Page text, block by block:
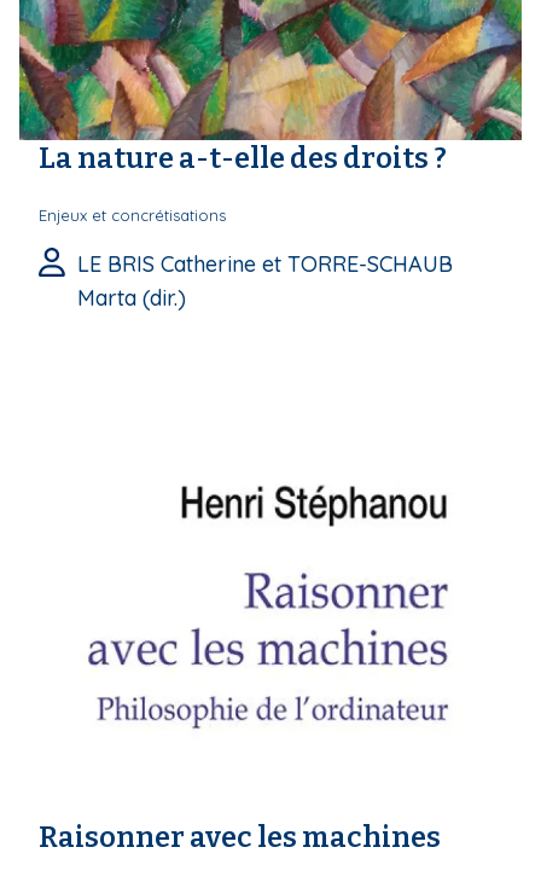
La nature a-t-elle des droits ?
Enjeux et concrétisations
LE BRIS Catherine et TORRE-SCHAUB
Marta (dir.)
Raisonner avec les machines